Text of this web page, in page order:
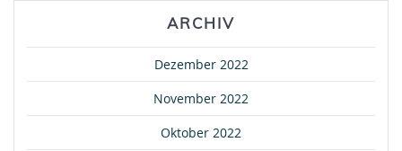
ARCHIV
Dezember 2022
November 2022
Oktober 2022